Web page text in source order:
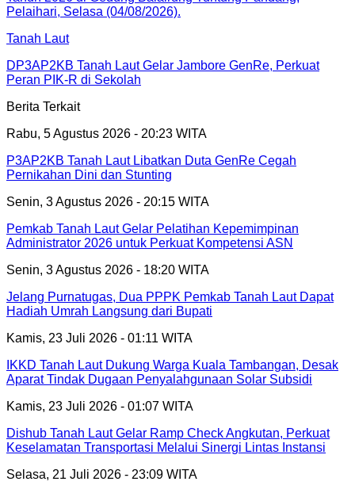
Tanah Laut
DP3AP2KB Tanah Laut Gelar Jambore GenRe, Perkuat
Peran PIK-R di Sekolah
Berita Terkait
Rabu, 5 Agustus 2026 - 20:23 WITA
P3AP2KB Tanah Laut Libatkan Duta GenRe Cegah
Pernikahan Dini dan Stunting
Senin, 3 Agustus 2026 - 20:15 WITA
Pemkab Tanah Laut Gelar Pelatihan Kepemimpinan
Administrator 2026 untuk Perkuat Kompetensi ASN
Senin, 3 Agustus 2026 - 18:20 WITA
Jelang Purnatugas, Dua PPPK Pemkab Tanah Laut Dapat
Hadiah Umrah Langsung dari Bupati
Kamis, 23 Juli 2026 - 01:11 WITA
IKKD Tanah Laut Dukung Warga Kuala Tambangan, Desak
Aparat Tindak Dugaan Penyalahgunaan Solar Subsidi
Kamis, 23 Juli 2026 - 01:07 WITA
Dishub Tanah Laut Gelar Ramp Check Angkutan, Perkuat
Keselamatan Transportasi Melalui Sinergi Lintas Instansi
Selasa, 21 Juli 2026 - 23:09 WITA